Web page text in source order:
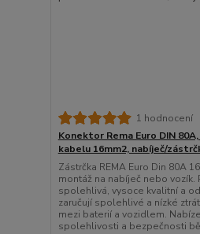
1 hodnocení
Konektor Rema Euro DIN
kabelu 16mm2, nabíječ/
Zástrčka REMA Euro Din 80A
montáž na nabíječ nebo vozík.
spolehlivá, vysoce kvalitní a
zaručují spolehlivé a nízké
mezi baterií a vozidlem.
spolehlivosti a bezpečnosti